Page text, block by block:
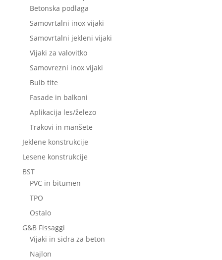
Betonska podlaga
Samovrtalni inox vijaki
Samovrtalni jekleni vijaki
Vijaki za valovitko
Samovrezni inox vijaki
Bulb tite
Fasade in balkoni
Aplikacija les/železo
Trakovi in manšete
Jeklene konstrukcije
Lesene konstrukcije
BST
PVC in bitumen
TPO
Ostalo
G&B Fissaggi
Vijaki in sidra za beton
Najlon